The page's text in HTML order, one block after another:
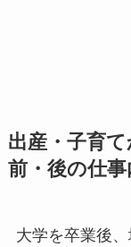
出産・子育
前・後の仕事
大学を卒業後